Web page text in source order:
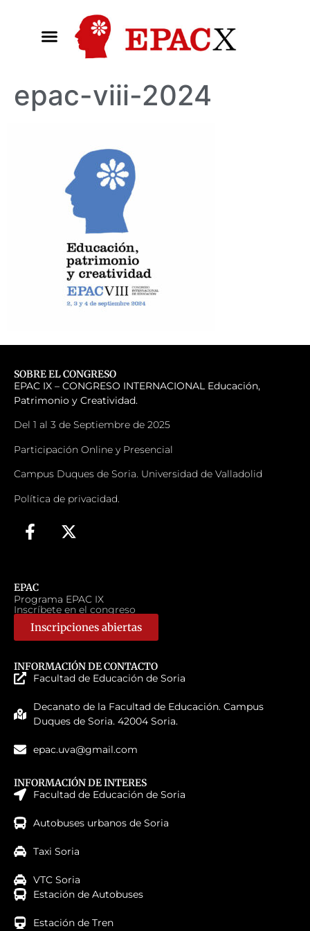
epac-viii-2024
SOBRE EL CONGRESO
EPAC IX – CONGRESO INTERNACIONAL Educación,
Patrimonio y Creatividad.
Del 1 al 3 de Septiembre de 2025
Participación Online y Presencial
Campus Duques de Soria. Universidad de Valladolid
Política de privacidad.
EPAC
Programa EPAC IX
Inscríbete en el congreso
Inscripciones abiertas
INFORMACIÓN DE CONTACTO
Facultad de Educación de Soria
Decanato de la Facultad de Educación. Campus
Duques de Soria. 42004 Soria.
epac.uva@gmail.com
INFORMACIÓN DE INTERES
Facultad de Educación de Soria
Autobuses urbanos de Soria
Taxi Soria
VTC Soria
Estación de Autobuses
Estación de Tren